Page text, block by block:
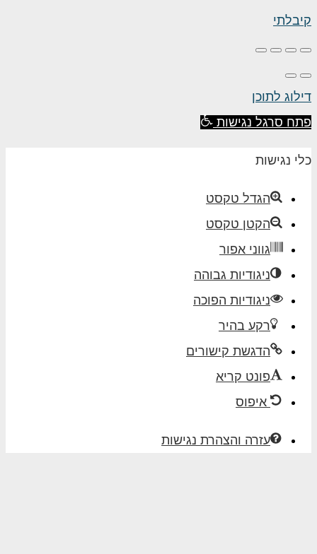
לתוכן
סרגל נגישות
נגישות
הגדל טקסט
הקטן טקסט
גווני אפור
ניגודיות גבוהה
ניגודיות הפוכה
רקע בהיר
הדגשת קישורים
פונט קריא
איפוס
עזרה והצהרת נגישות